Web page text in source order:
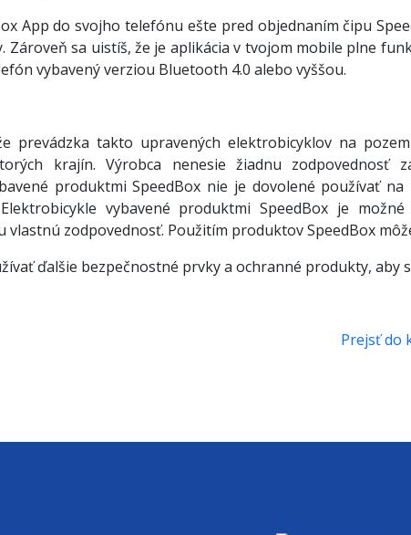
App do svojho telefónu ešte pred objednaním čipu
Zároveň sa uistíš, že je aplikácia v tvojom mobile plne
vybavený verziou Bluetooth 4.0 alebo vyššou.
prevádzka takto upravených elektrobicyklov na
krajín. Výrobca nenesie žiadnu zodpovednosť
produktmi SpeedBox nie je dovolené používať
vybavené produktmi SpeedBox je
vlastnú zodpovednosť. Použitím produktov SpeedBox
ďalšie bezpečnostné prvky a ochranné produkty, aby
Prejsť do